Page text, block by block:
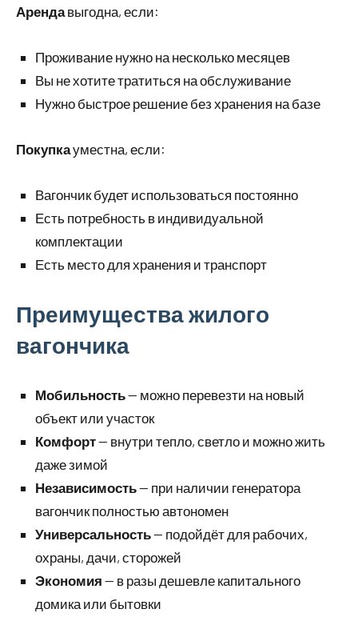
Аренда выгодна, если:
Проживание нужно на несколько месяцев
Вы не хотите тратиться на обслуживание
Нужно быстрое решение без хранения на базе
Покупкауместна, если:
Вагончик будет использоваться постоянно
Есть потребность в индивидуальной
комплектации
Есть место для хранения и транспорт
Преимущества жилого
вагончика
Мобильность— можно перевезти на новый
объект или участок
Комфорт— внутри тепло, светло и можно жить
даже зимой
Независимость— при наличии генератора
вагончик полностью автономен
Универсальность— подойдёт для рабочих,
охраны, дачи, сторожей
Экономия — в разы дешевле капитального
домика или бытовки